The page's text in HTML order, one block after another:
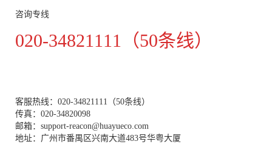
咨询专线
020-34821111（50条线）
客服热线：020-34821111（50条线）
传真：020-34820098
邮箱：support-reacon@huayueco.com
地址：广州市番禺区兴南大道483号华粤大厦